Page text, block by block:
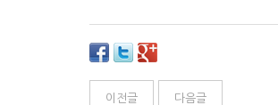
이전글 다음글